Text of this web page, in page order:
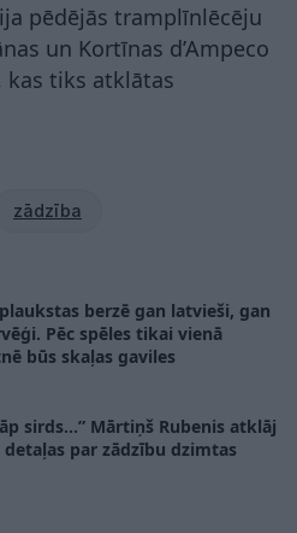
pēdējās tramplīnlēcēju
un Kortīnas d’Ampeco
tiks atklātas
zādzība
berzē gan latvieši, gan
Pēc spēles tikai vienā
būs skaļas gaviles
sirds…” Mārtiņš Rubenis atklāj
detaļas par zādzību dzimtas